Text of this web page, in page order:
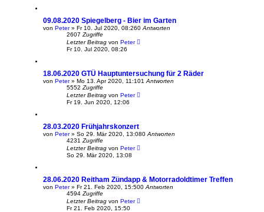
09.08.2020 Spiegelberg - Bier im Garten
von Peter» Fr 10. Jul 2020, 08:260 Antworten
2607 Zugriffe
Letzter Beitrag von Peter
Fr 10. Jul 2020, 08:26
18.06.2020 GTÜ Hauptuntersuchung für 2 Räder
von Peter» Mo 13. Apr 2020, 11:101 Antworten
5552 Zugriffe
Letzter Beitrag von Peter
Fr 19. Jun 2020, 12:06
28.03.2020 Frühjahrskonzert
von Peter» So 29. Mär 2020, 13:080 Antworten
4231 Zugriffe
Letzter Beitrag von Peter
So 29. Mär 2020, 13:08
28.06.2020 Reitham Zündapp & Motorradoldtimer Treffen
von Peter» Fr 21. Feb 2020, 15:500 Antworten
4594 Zugriffe
Letzter Beitrag von Peter
Fr 21. Feb 2020, 15:50